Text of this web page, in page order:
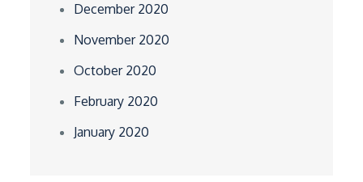
December 2020
November 2020
October 2020
February 2020
January 2020